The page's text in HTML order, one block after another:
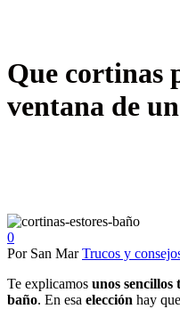
Que cortinas
ventana de
0
Por San Mar Trucos y
Te explicamos unos sencillos
baño. En esa elección hay que